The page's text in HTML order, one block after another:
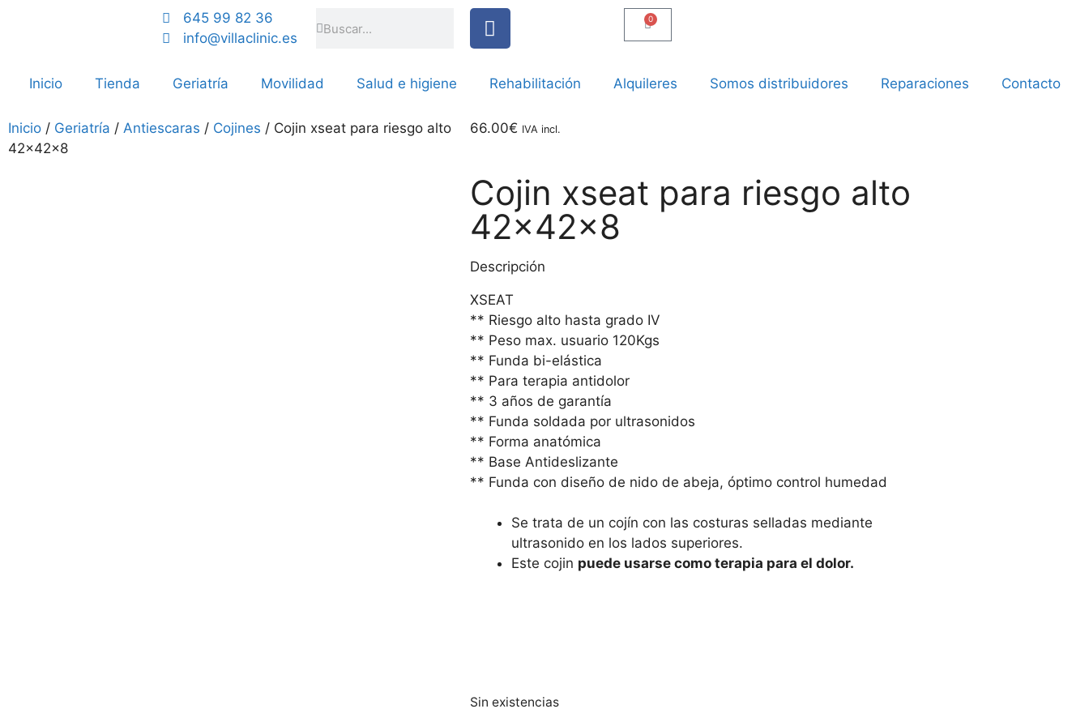
645 99 82 36
info@villaclinic.es
0
Inicio Tienda Geriatría Movilidad Salud e higiene Rehabilitación Alquileres Somos distribuidores Reparaciones Contacto
Inicio / Geriatría / Antiescaras / Cojines / Cojin xseat para riesgo alto
42x42x8
66.00€ IVA incl.
Cojin xseat para riesgo alto
42x42x8
Descripción
XSEAT
** Riesgo alto hasta grado IV
** Peso max. usuario 120Kgs
** Funda bi-elástica
** Para terapia antidolor
** 3 años de garantía
** Funda soldada por ultrasonidos
** Forma anatómica
** Base Antideslizante
** Funda con diseño de nido de abeja, óptimo control humedad
Se trata de un cojín con las costuras selladas mediante
ultrasonido en los lados superiores.
Este cojin puede usarse como terapia para el dolor.
Sin existencias